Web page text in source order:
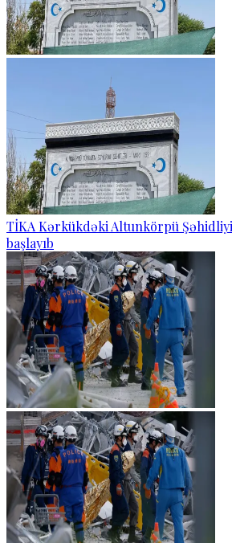
TİKA Kərkükdəki Altunkörpü
başlayıb